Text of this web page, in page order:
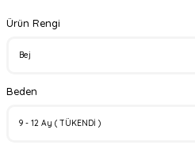
Ürün Rengi
Beden